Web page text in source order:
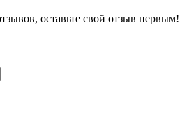
оставьте свой отзыв первым!